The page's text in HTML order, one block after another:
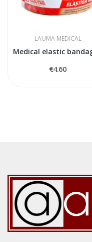
LAUMA MEDICAL
€4.60